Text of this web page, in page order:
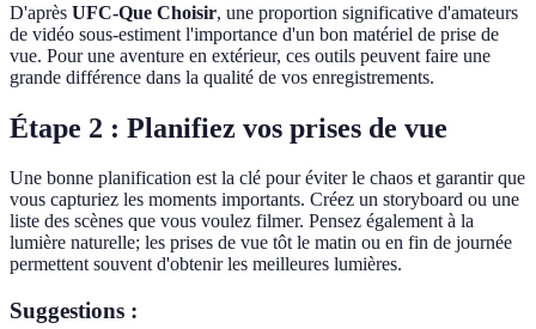
D'après UFC-Que Choisir, une proportion significative d'amateurs
de vidéo sous-estiment l'importance d'un bon matériel de prise de
vue. Pour une aventure en extérieur, ces outils peuvent faire une
grande différence dans la qualité de vos enregistrements.
Étape 2 : Planifiez vos prises de vue
Une bonne planification est la clé pour éviter le chaos et garantir que
vous capturiez les moments importants. Créez un storyboard ou une
liste des scènes que vous voulez filmer. Pensez également à la
lumière naturelle; les prises de vue tôt le matin ou en fin de journée
permettent souvent d'obtenir les meilleures lumières.
Suggestions :